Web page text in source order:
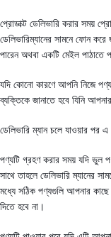
প্রোডাক্ট ডেলিভারি করার সময়
ডেলিভারিম্যানের সামনে ফোন
পারেন অথবা একটি মেইল
যদি কোনো কারণে আপনি নিজে
ব্যক্তিকে জানাতে হবে যিনি
ডেলিভারি ম্যান চলে যাওয়ার
পণ্যটি গ্রহণ করার সময় যদি ভুল
সাথে তাহলে ডেলিভারি ম্যানের
মধ্যে সঠিক পণ্যগুলি আপনার
দিতে হবে না।